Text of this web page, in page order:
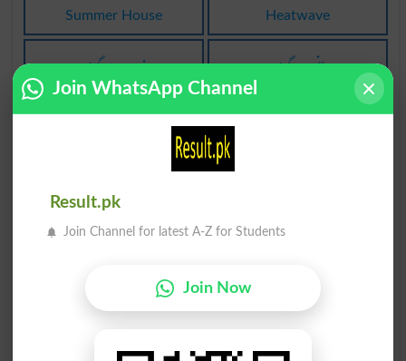
Summer House Heatwave
فرصت سرگرمی
Leisure Activity
جنسی سرگرمی
Sexual Activity
میں ایک گرمی گرمی کے ساتھ
گرما گرمی سے موڑنا پر گرمی
Join WhatsApp Channel
Result.pk
Join Channel for latest A-Z for Students
Join Now